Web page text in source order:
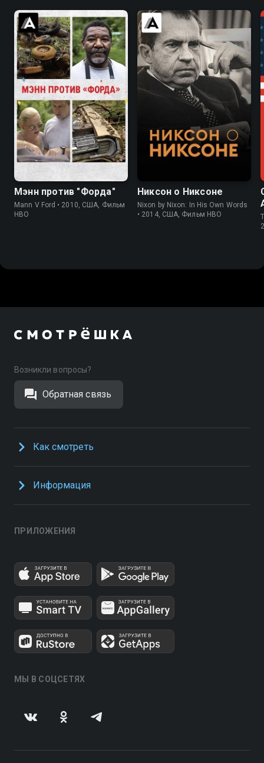
Мэнн против "Форда"
Mann V Ford • 2010, США, Фильм
HBO
Никсон о Никсоне
Nixon by Nixon: In His Own Words
• 2014, США, Фильм HBO
Возникли вопросы?
Обратная связь
Как смотреть
Информация
ПРИЛОЖЕНИЯ
МЫ В СОЦСЕТЯХ